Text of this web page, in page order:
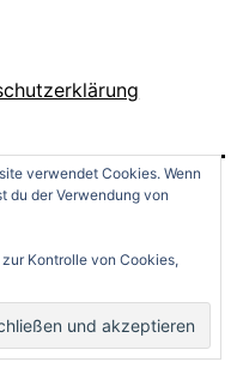
verwendet Cookies. Wenn
du der Verwendung von
Kontrolle von Cookies,